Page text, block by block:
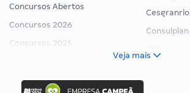
Concursos Abertos
Concursos 2026
Concursos 2025
Concurso Ibama
Cesgranrio
Consulplan
Veja mais